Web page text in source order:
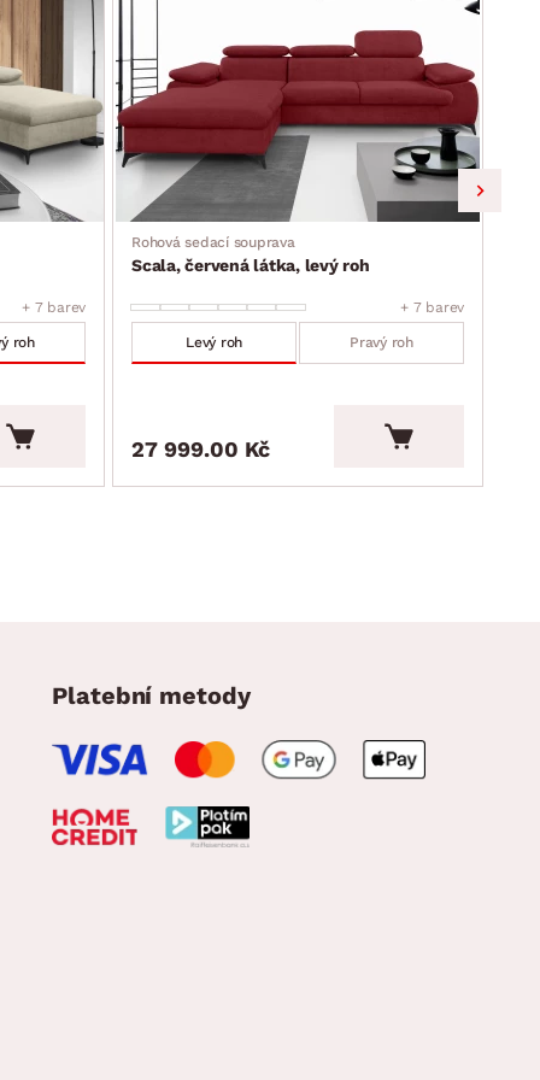
+ 7 barev
roh
Rohová sedací souprava
Scala, červená látka, levý roh
+ 7 barev
Levý roh Pravý roh
27 999.00 Kč
Platební metody